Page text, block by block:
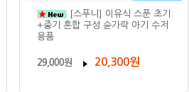
[스푸니] 이유식 스푼 초기
+중기 혼합 구성 숟가락 아기 수저
용품
29,000원 20,300원